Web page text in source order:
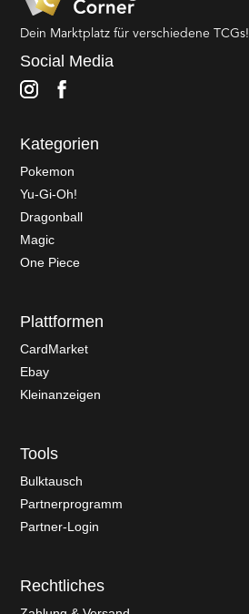
Dein Marktplatz für verschiedene TCGs!
Social Media
Kategorien
Pokemon
Yu-Gi-Oh!
Dragonball
Magic
One Piece
Plattformen
CardMarket
Ebay
Kleinanzeigen
Tools
Bulktausch
Partnerprogramm
Partner-Login
Rechtliches